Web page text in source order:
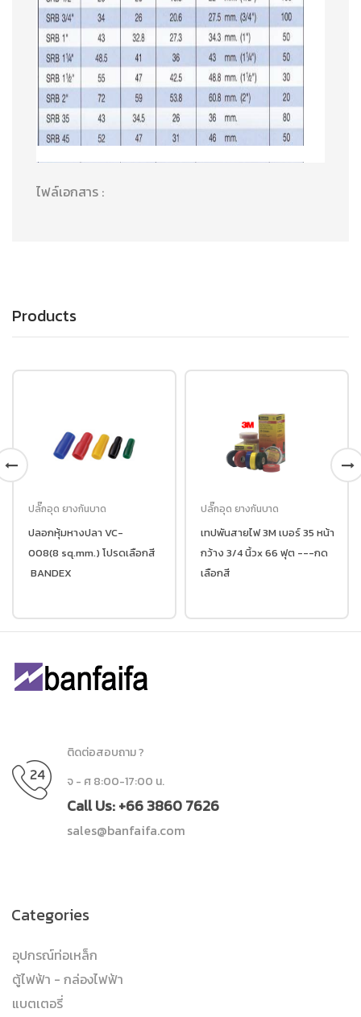
ไฟล์เอกสาร :
Products
ปลั๊กอุด ยางกันบาด
เทปพันสายไฟ 3M เบอร์ 35 หน้า
กว้าง 3/4 นิ้วx 66 ฟุต ---กด
เลือกสี
ปลั๊กอุด ยางกันบาด
ปลอกหุ้มหางปลา VC-
125(125 sq.mm.) โปรดเลือก
สี BANDEX
ติดต่อสอบถาม ?
จ - ศ 8:00-17:00 น.
Call Us: +66 3860 7626
sales@banfaifa.com
Categories
อุปกรณ์ท่อเหล็ก
ตู้ไฟฟ้า - กล่องไฟฟ้า
แบตเตอรี่